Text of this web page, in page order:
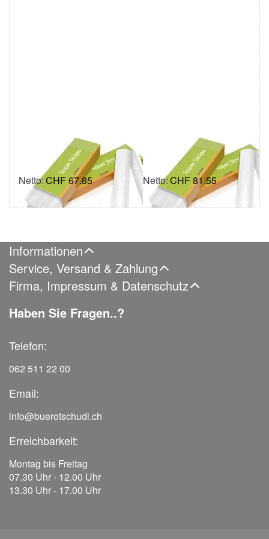
SuperStrips
(Narrow/Schmal)
CHF 67.85
inkl. MWSt.: CHF 73.35
SuperStrips
(Medium/Mittel)
CHF 81.55
inkl. MWSt.: CHF 88.16
Informationen
Service, Versand & Zahlung
Firma, Impressum & Datenschutz
Haben Sie Fragen..?
Telefon:
062 511 22 00
Email:
info@buerotschudi.ch
Erreichbarkeit:
Montag bis Freitag
07.30 Uhr - 12.00 Uhr
13.30 Uhr - 17.00 Uhr